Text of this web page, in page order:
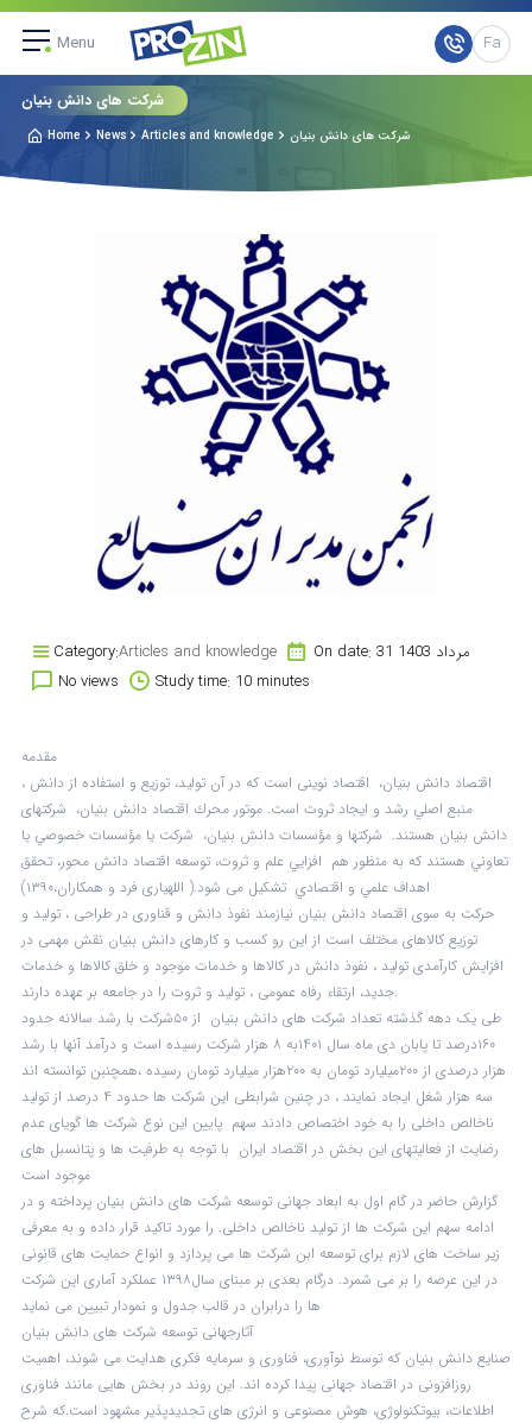
Menu Fa
شرکت های دانش بنیان
Home News Articles and knowledge شرکت های دانش بنیان
Category:Articles and knowledge
On date: 31 مرداد 1403
No views
Study time: 10 minutes
مقدمه
اقتصاد دانش بنيان، اقتصاد نوينى است كه در آن توليد، توزيع و استفاده از دانش ،
منبع اصلي رشد و ايجاد ثروت است. موتور محرك اقتصاد دانش بنيان، شركتهاى
دانش بنيان هستند. شرکتها و مؤسسات دانش بنیان، شركت يا مؤسسات خصوصي يا
تعاوني هستند كه به منظور هم افزايي علم و ثروت، توسعه اقتصاد دانش محور، تحقق
اهداف علمي و اقتصادي تشكيل می شود.( اللهیاری فرد و همکاران،۱۳۹۰)
حرکت به سوی اقتصاد دانش بنیان نیازمند نفوذ دانش و قناوری در طراحی ، تولید و
توزیع کالاهای مختلف است از این رو کسب و کارهای دانش بنیان نقش مهمی در
افزایش کارآمدی تولید ، نفوذ دانش در کالاها و خدمات موجود و خلق کالاها و خدمات
جدید، ارتقاء رفاه عمومی ، تولید و ثروت را در جامعه بر عهده دارند.
طی یک دهه گذشته تعداد شرکت های دانش بنیان از ۵۰شرکت با رشد سالانه حدود
۱۶۰درصد تا پابان دی ماه سال ۱۴۰۱به ۸ هزار شرکت رسیده است و درآمد آنها با رشد
هزار درصدی از ۲۰۰میلیارد تومان به ۲۰۰هزار میلیارد تومان رسیده ،همچنبن توانسته اند
سه هزار شغل ایجاد نمایند ، در چنین شرابطی این شرکت ها حدود ۴ درصد از تولید
ناخالص داخلی را به خود اختصاص دادند سهم پایین این نوع شرکت ها گویای عدم
رضایت از فعالیتهای این بخش در اقتصاد ایران با توجه به طرفیت ها و پتانسبل های
موجود است
گزارش حاضر در گام اول به ابعاد جهانی توسعه شرکت های دانش بنیان پرداخته و در
ادامه سهم این شرکت ها از تولید ناخالص داخلی. را مورد تاکید قرار داده و به معرفی
زیر ساخت های لازم برای توسعه ابن شرکت ها می پردازد و انواع حمایت های قانونی
در این عرصه را بر می شمرد. درگام بعدی بر مبنای سال۱۳۹۸ عملکرد آماری این شرکت
ها را درابران در قالب جدول و نمودار تبیین می نماید
آثارجهانی توسعه شرکت های دانش بنیان
صنایع دانش بنیان که توسط نوآوری، فناوری و سرمایه فکری هدایت می شوند، اهمیت
روزافزونی در اقتصاد جهانی پیدا کرده اند. این روند در بخش هایی مانند فناوری
اطلاعات، بیوتکنولوژی، هوش مصنوعی و انرژی های تجدیدپذیر مشهود است.که شرح